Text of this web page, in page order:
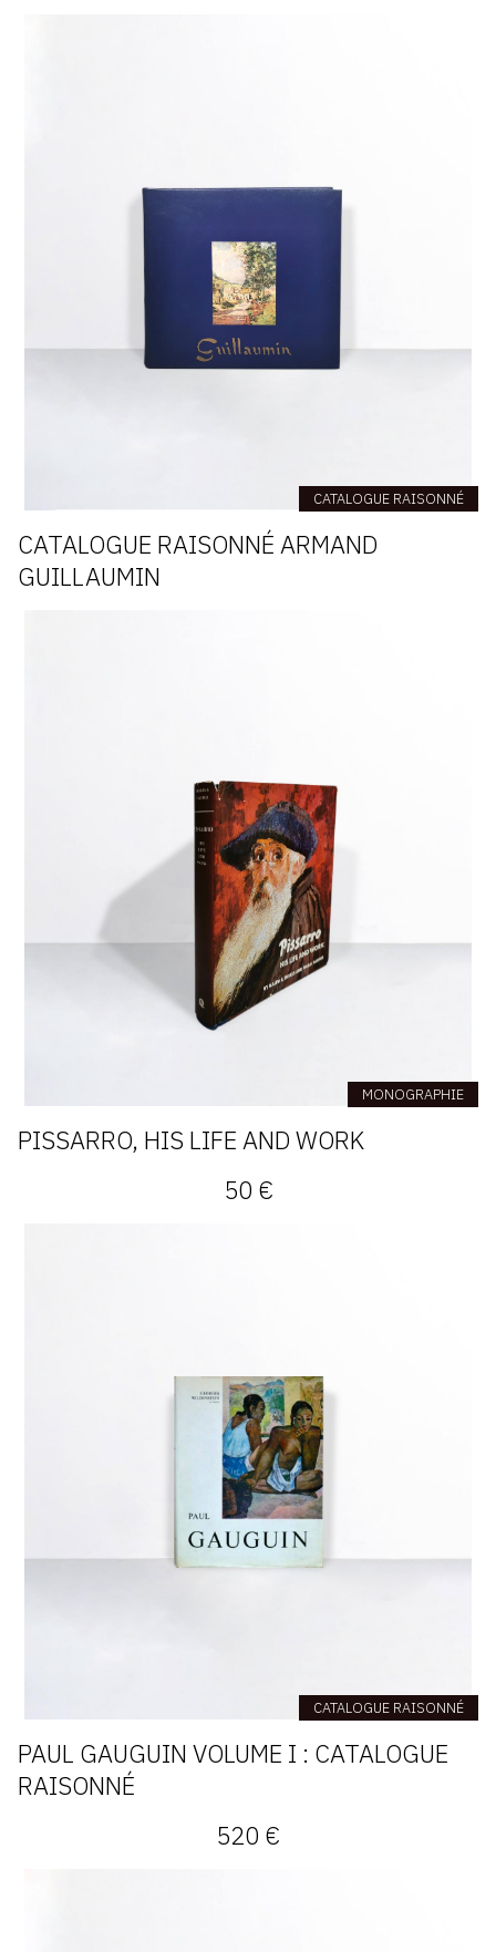
CATALOGUE RAISONNÉ
CATALOGUE RAISONNÉ ARMAND
GUILLAUMIN
MONOGRAPHIE
PISSARRO, HIS LIFE AND WORK
50 €
CATALOGUE RAISONNÉ
PAUL GAUGUIN VOLUME I : CATALOGUE
RAISONNÉ
520 €